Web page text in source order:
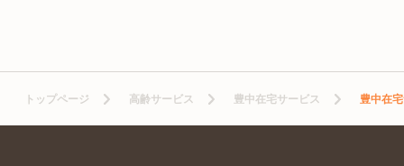
トップページ 高齢サービス 豊中在宅サービス 豊中在